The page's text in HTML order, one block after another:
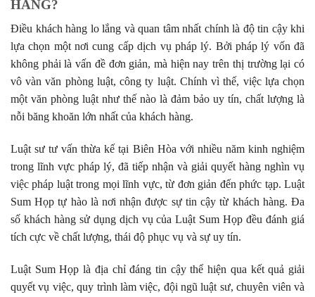
HÀNG?
Điều khách hàng lo lắng và quan tâm nhất chính là độ tin cậy khi
lựa chọn một nơi cung cấp dịch vụ pháp lý. Bởi pháp lý vốn đã
không phải là vấn đề đơn giản, mà hiện nay trên thị trường lại có
vô vàn văn phòng luật, công ty luật. Chính vì thế, việc lựa chọn
một văn phòng luật như thế nào là đảm bảo uy tín, chất lượng là
nỗi băng khoăn lớn nhất của khách hàng.
Luật sư tư vấn thừa kế tại Biên Hòa với nhiều năm kinh nghiệm
trong lĩnh vực pháp lý, đã tiếp nhận và giải quyết hàng nghìn vụ
việc pháp luật trong mọi lĩnh vực, từ đơn giản đến phức tạp. Luật
Sum Họp tự hào là nơi nhận được sự tin cậy từ khách hàng. Đa
số khách hàng sử dụng dịch vụ của Luật Sum Họp đều đánh giá
tích cực về chất lượng, thái độ phục vụ và sự uy tín.
Luật Sum Họp là địa chỉ đáng tin cậy thể hiện qua kết quả giải
quyết vụ việc, quy trình làm việc, đội ngũ luật sư, chuyên viên và